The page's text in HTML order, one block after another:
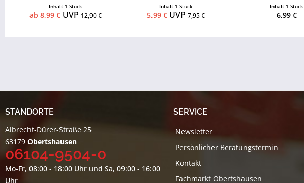
Inhalt 1 Stück
ab 8,99 € UVP12,90 €
Inhalt 1 Stück
5,99 € UVP7,95 €
Inhalt 1 Stück
6,99 €
STANDORTE
Albrecht-Dürer-Straße 25
63179 Obertshausen
06104-9504-0
Mo-Fr, 08:00 - 18:00 Uhr und Sa, 09:00 - 16:00
Uhr
SERVICE
Newsletter
Persönlicher Beratungstermin
Kontakt
Fachmarkt Obertshausen